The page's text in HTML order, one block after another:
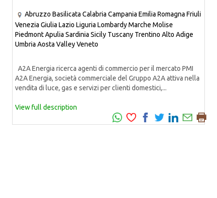
Abruzzo Basilicata Calabria Campania Emilia Romagna Friuli
Venezia Giulia Lazio Liguria LombardyMarche Molise
PiedmontApulia Sardinia Sicily Tuscany Trentino Alto Adige
Umbria Aosta ValleyVeneto
A2A Energia ricerca agenti di commercio per il mercato PMI
A2A Energia, società commerciale del Gruppo A2A attiva nella
vendita di luce, gas e servizi per clienti domestici,...
View full description